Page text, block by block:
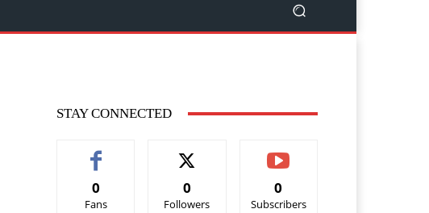
STAY CONNECTED
0
Fans
0
Followers
0
Subscribers